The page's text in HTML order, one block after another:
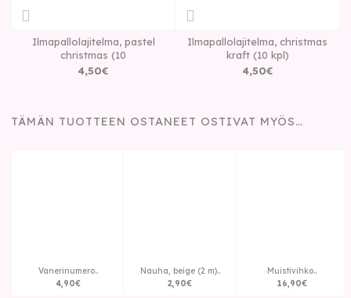
Ilmapallolajitelma, pastel
christmas (10
4,50€
Ilmapallolajitelma, christmas
kraft (10 kpl)
4,50€
TÄMÄN TUOTTEEN OSTANEET OSTIVAT MYÖS…
Vanerinumero..
4, 90€
Nauha, beige (2 m)..
2 90€
Muistivihko..
16 90€